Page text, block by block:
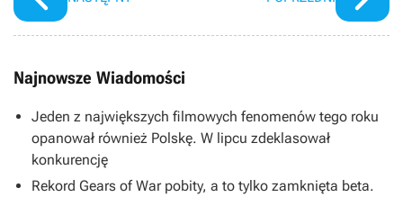
Najnowsze Wiadomości
Jeden z największych filmowych fenomenów tego roku
opanował również Polskę. W lipcu zdeklasował
konkurencję
Rekord Gears of War pobity, a to tylko zamknięta beta.